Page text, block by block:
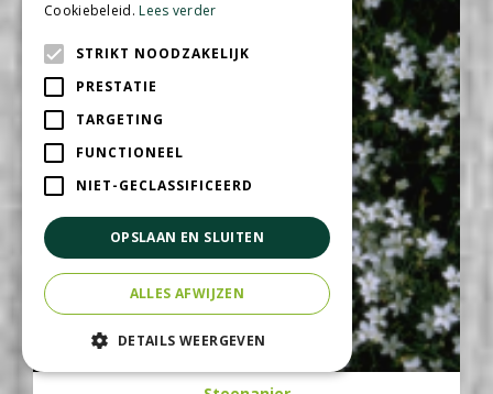
Cookiebeleid.Lees verder
STRIKT NOODZAKELIJK
PRESTATIE
TARGETING
FUNCTIONEEL
NIET-GECLASSIFICEERD
OPSLAAN EN SLUITEN
ALLES AFWIJZEN
DETAILS WEERGEVEN